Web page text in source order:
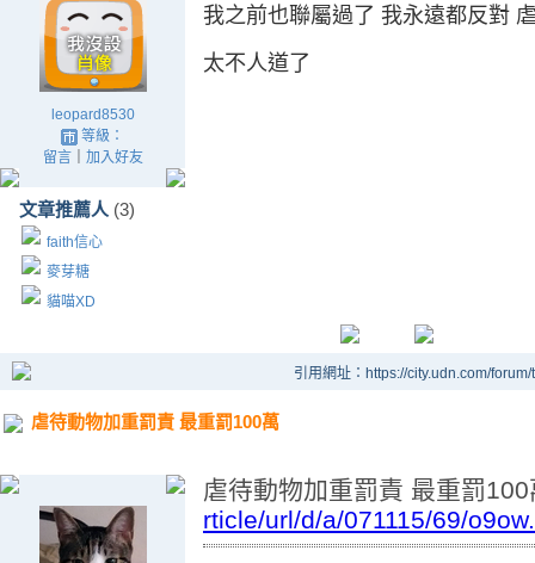
leopard8530
等級：
留言｜ 加入好友
文章推薦人 (3)
faith信心
麥芽糖
貓喵XD
我之前也聯屬過了 我永遠都反對
太不人道了
引用網址：https://city.udn.com/
虐待動物加重罰責 最重罰100萬
虐待動物加重罰責 最重罰100
rticle/url/d/a/071115/69/